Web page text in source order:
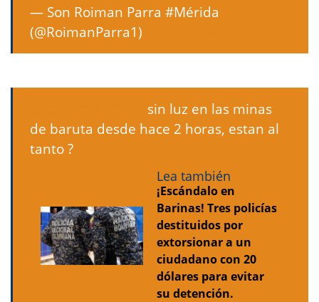
— Son Roiman Parra #Mérida
(@RoimanParra1)
sin luz en las minas
de baruta desde hace 2 horas, estan al
tanto ?
Lea también
¡Escándalo en
Barinas! Tres policías
destituidos por
extorsionar a un
ciudadano con 20
dólares para evitar
su detención.